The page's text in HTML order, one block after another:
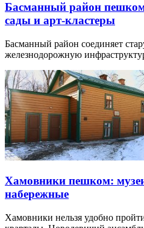
Басманный район
сады и арт-кластеры
Басманный район соединяет
железнодорожную
Хамовники пешком:
набережные
Хамовники нельзя удобно